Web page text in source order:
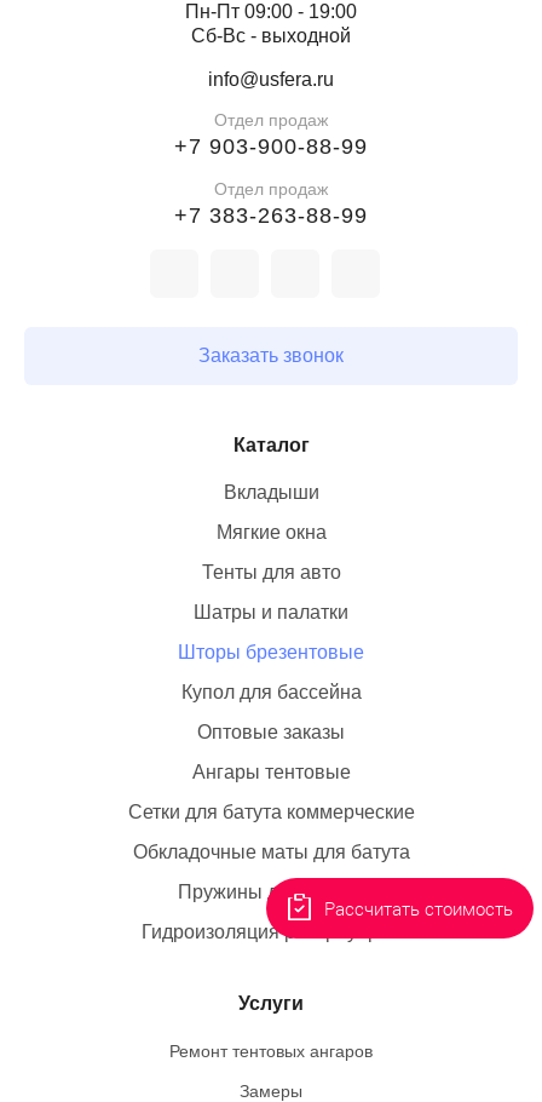
Каталог
Вкладыши
Мягкие окна
Тенты для авто
Шатры и палатки
Шторы брезентовые
Купол для бассейна
Оптовые заказы
Ангары тентовые
Сетки для батута коммерческие
Обкладочные маты для батута
Пружины для батута
Гидроизоляция резервуаров
Услуги
Ремонт тентовых ангаров
Замеры
Пн-Пт 09:00 - 19:00
Сб-Вс - выходной
info@usfera.ru
Отдел продаж
+7 903-900-88-99
Отдел продаж
+7 383-263-88-99
Заказать звонок
Рассчитать стоимость